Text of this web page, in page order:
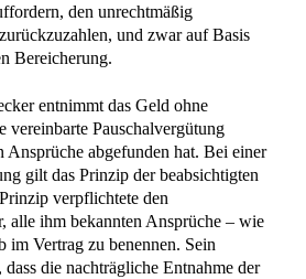
den unrechtmäßig
und zwar auf Basis
Bereicherung.
entnimmt das Geld ohne
vereinbarte Pauschalvergütung
Ansprüche abgefunden hat. Bei einer
gilt das Prinzip der beabsichtigten
verpflichtete den
alle ihm bekannten Ansprüche – wie
im Vertrag zu benennen. Sein
die nachträgliche Entnahme der